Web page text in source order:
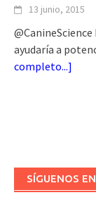
13 junio, 2015
ayudaría a
completo...]
SÍGUENOS EN